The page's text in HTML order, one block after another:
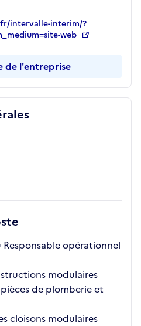
Responsable opérationnel
modulaires
de plomberie et
cloisons modulaires
intervalle-interim/?
web
de l'entreprise